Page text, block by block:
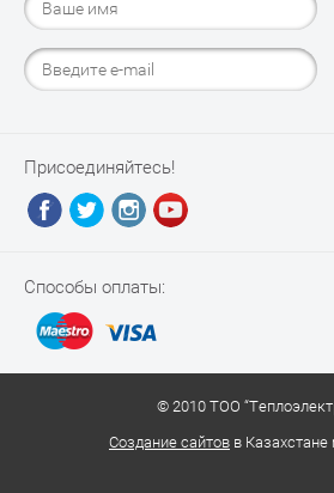
Присоединяйтесь!
Способы оплаты:
© 2010 ТОО
Создание сайтов в